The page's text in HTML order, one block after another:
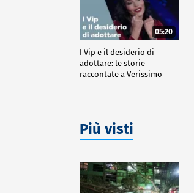
05:20
I Vip e il desiderio di
adottare: le storie
raccontate a Verissimo
Più visti